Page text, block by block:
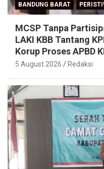
BANDUNG BARAT
MCSP Tanpa
LAKI KBB Tantang
Korup Proses APBD
5 August 2026 Redaksi